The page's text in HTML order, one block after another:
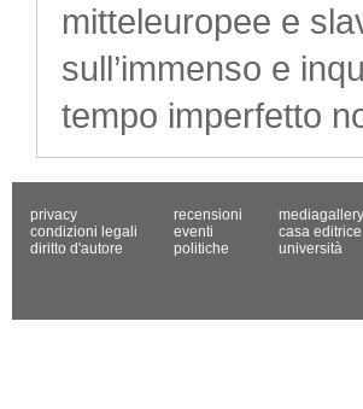
mitteleuropee e
sull’immenso e
tempo imperfetto
privacy
condizioni legali
diritto d'autore
recensioni
eventi
politiche
mediagallery
casa editrice
università